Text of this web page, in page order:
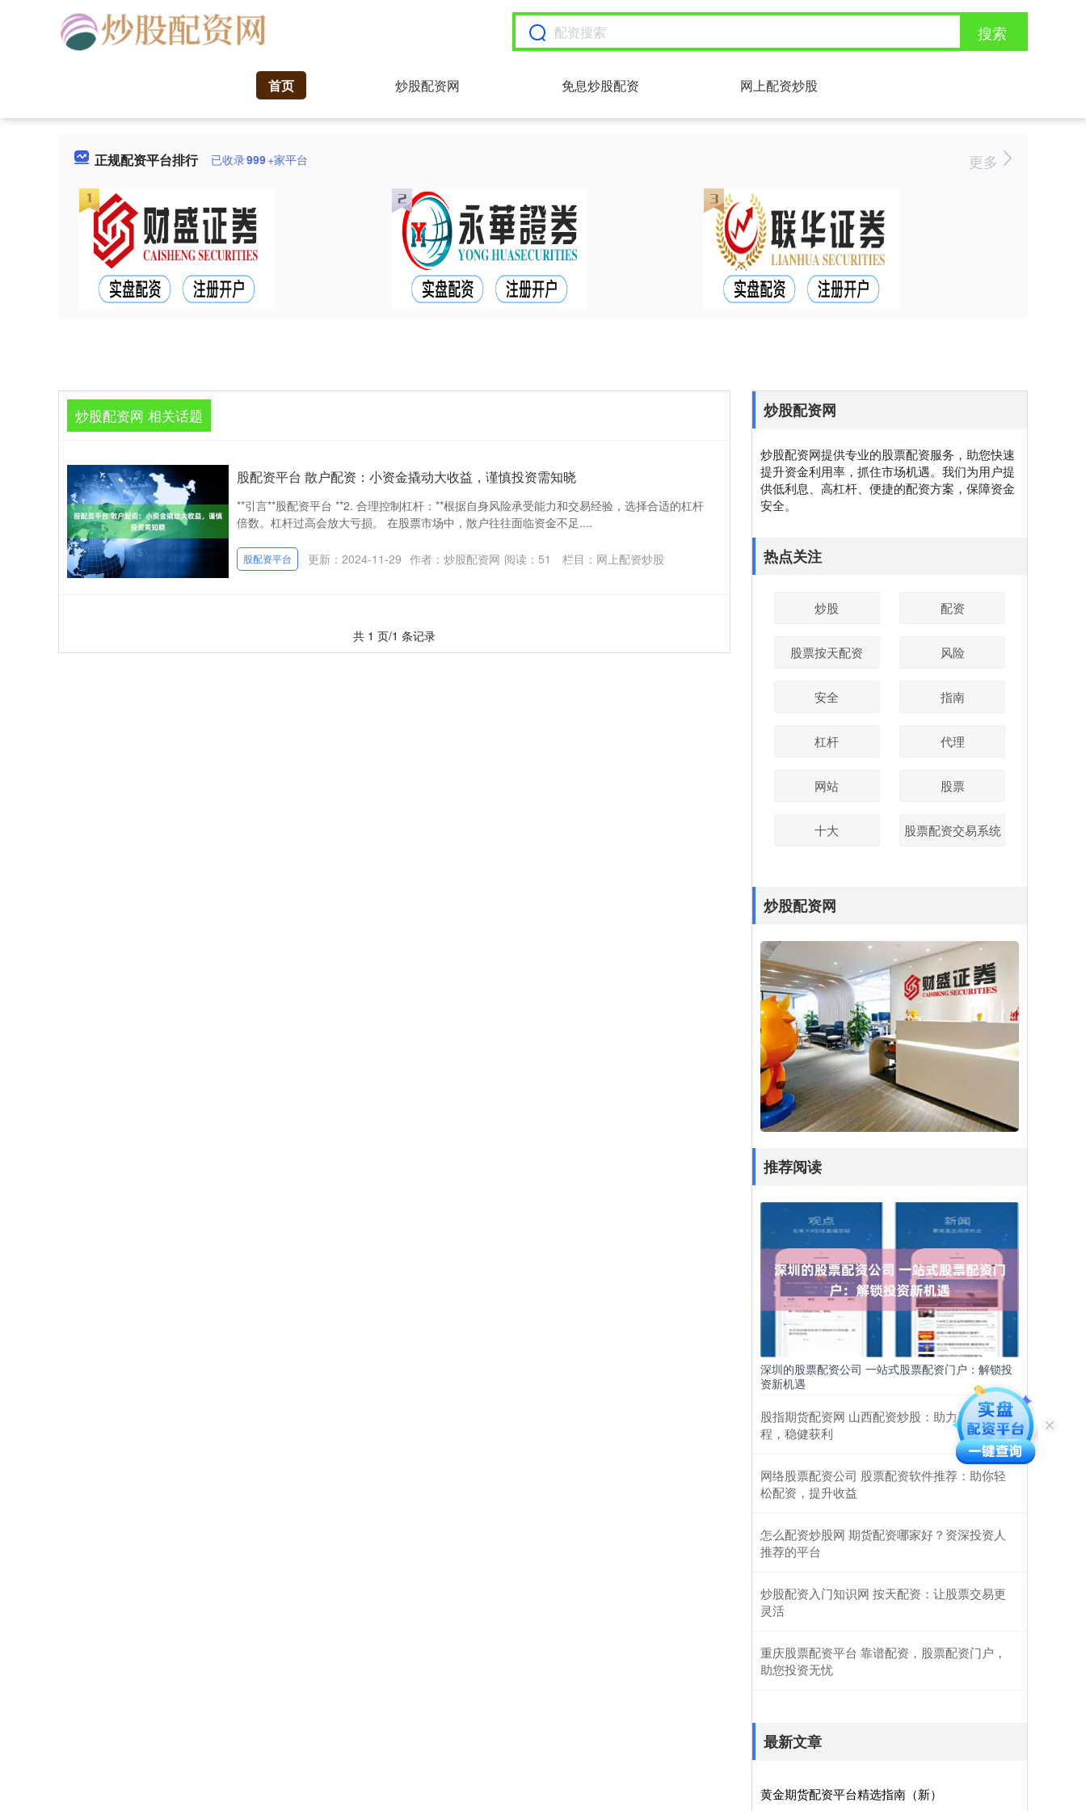
搜索
首页 炒股配资网 免息炒股配资 网上配资炒股
正规配资平台排行 已收录999+家平台 更多
炒股配资网 相关话题
股配资平台 散户配资：小资金撬动大收益，谨慎投资需知晓
**引言**股配资平台 **2. 合理控制杠杆：**根据自身风险承受能力和交易经验，选择合适的杠杆
倍数。杠杆过高会放大亏损。 在股票市场中，散户往往面临资金不足....
股配资平台 更新：2024-11-29 作者：炒股配资网 阅读： 51 栏目： 网上配资炒股
共 1 页/1 条记录
炒股配资网
炒股配资网提供专业的股票配资服务，助您快速
提升资金利用率，抓住市场机遇。我们为用户提
供低利息、高杠杆、便捷的配资方案，保障资金
安全。
热点关注
炒股 配资
股票按天配资 风险
安全 指南
杠杆 代理
网站 股票
十大 股票配资交易系统
炒股配资网
推荐阅读
深圳的股票配资公司 一站式股票配资门户：解锁投
资新机遇
股指期货配资网 山西配资炒股：助力股市征
程，稳健获利
网络股票配资公司 股票配资软件推荐：助你轻
松配资，提升收益
怎么配资炒股网 期货配资哪家好？资深投资人
推荐的平台
炒股配资入门知识网 按天配资：让股票交易更
灵活
重庆股票配资平台 靠谱配资，股票配资门户，
助您投资无忧
最新文章
黄金期货配资平台精选指南（新）